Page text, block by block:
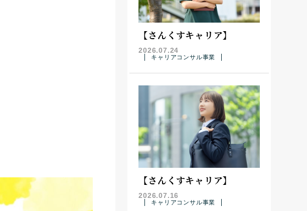
【さんくすキャリア】
2026.07.24
キャリアコンサル事業
【さんくすキャリア】
2026.07.16
キャリアコンサル事業